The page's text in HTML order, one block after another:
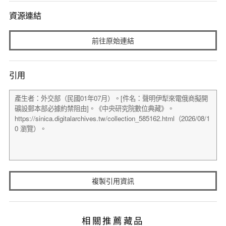
資源連結
前往原始連結
引用
複製引用資訊
相關推薦藏品